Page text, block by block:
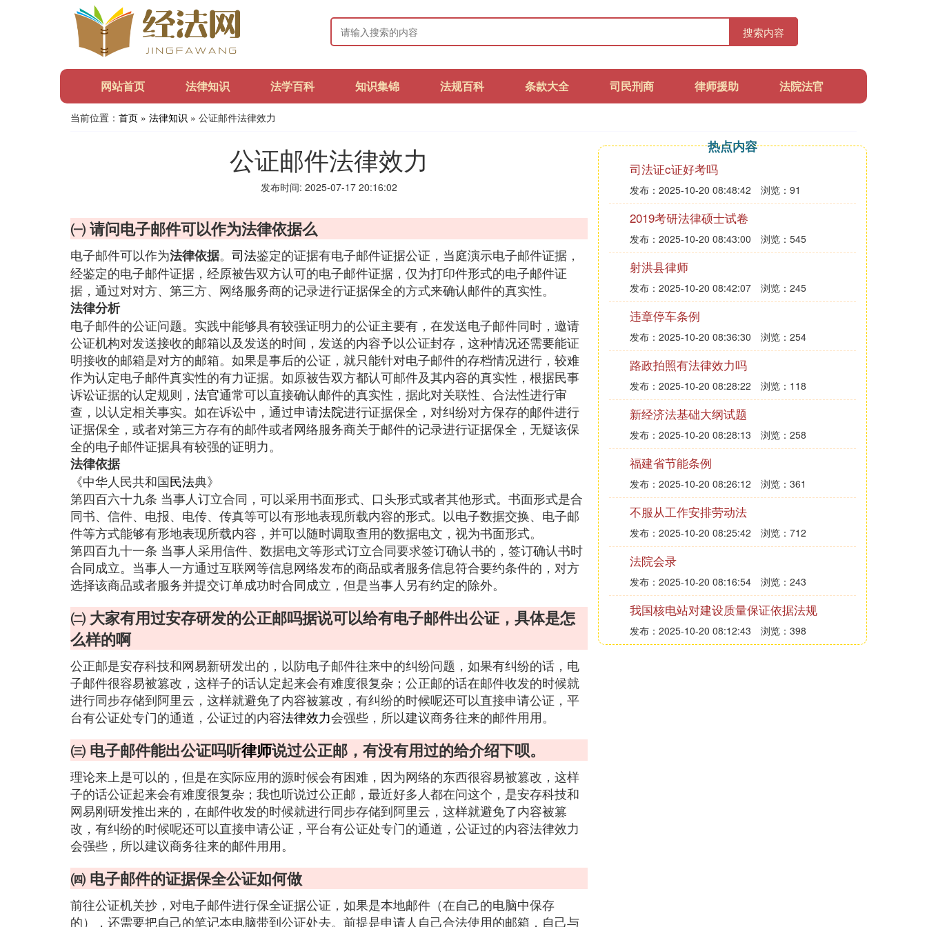
搜索内容
网站首页 法律知识 法学百科 知识集锦 法规百科 条款大全 司民刑商 律师援助 法院法官
当前位置： 首页 » 法律知识 » 公证邮件法律效力
公证邮件法律效力
发布时间: 2025-07-17 20:16:02
㈠ 请问电子邮件可以作为法律依据么
电子邮件可以作为法律依据。 司法鉴定的证据有电子邮件证据公证，当庭演示电子邮件证据，
经鉴定的电子邮件证据，经原被告双方认可的电子邮件证据，仅为打印件形式的电子邮件证
据，通过对对方、第三方、网络服务商的记录进行证据保全的方式来确认邮件的真实性。
法律分析
电子邮件的公证问题。实践中能够具有较强证明力的公证主要有，在发送电子邮件同时，邀请
公证机构对发送接收的邮箱以及发送的时间，发送的内容予以公证封存，这种情况还需要能证
明接收的邮箱是对方的邮箱。如果是事后的公证，就只能针对电子邮件的存档情况进行，较难
作为认定电子邮件真实性的有力证据。如原被告双方都认可邮件及其内容的真实性，根据民事
诉讼证据的认定规则， 法官通常可以直接确认邮件的真实性，据此对关联性、合法性进行审
查，以认定相关事实。如在诉讼中，通过申请法院进行证据保全，对纠纷对方保存的邮件进行
证据保全，或者对第三方存有的邮件或者网络服务商关于邮件的记录进行证据保全，无疑该保
全的电子邮件证据具有较强的证明力。
法律依据
《中华人民共和国民法典》
第四百六十九条 当事人订立合同，可以采用书面形式、口头形式或者其他形式。书面形式是合
同书、信件、电报、电传、传真等可以有形地表现所载内容的形式。以电子数据交换、电子邮
件等方式能够有形地表现所载内容，并可以随时调取查用的数据电文，视为书面形式。
第四百九十一条 当事人采用信件、数据电文等形式订立合同要求签订确认书的，签订确认书时
合同成立。当事人一方通过互联网等信息网络发布的商品或者服务信息符合要约条件的，对方
选择该商品或者服务并提交订单成功时合同成立，但是当事人另有约定的除外。
㈡ 大家有用过安存研发的公正邮吗据说可以给有电子邮件出公证，具体是怎
么样的啊
公正邮是安存科技和网易新研发出的，以防电子邮件往来中的纠纷问题，如果有纠纷的话，电
子邮件很容易被篡改，这样子的话认定起来会有难度很复杂；公正邮的话在邮件收发的时候就
进行同步存储到阿里云，这样就避免了内容被篡改，有纠纷的时候呢还可以直接申请公证，平
台有公证处专门的通道，公证过的内容法律效力会强些，所以建议商务往来的邮件用用。
㈢ 电子邮件能出公证吗听律师说过公正邮，有没有用过的给介绍下呗。
理论来上是可以的，但是在实际应用的源时候会有困难，因为网络的东西很容易被篡改，这样
子的话公证起来会有难度很复杂；我也听说过公正邮，最近好多人都在问这个，是安存科技和
网易刚研发推出来的，在邮件收发的时候就进行同步存储到阿里云，这样就避免了内容被篡
改，有纠纷的时候呢还可以直接申请公证，平台有公证处专门的通道，公证过的内容法律效力
会强些，所以建议商务往来的邮件用用。
㈣ 电子邮件的证据保全公证如何做
前往公证机关抄，对电子邮件进行保全证据公证，如果是本地邮件（在自己的电脑中保存
的），还需要把自己的笔记本电脑带到公证处去。前提是申请人自己合法使用的邮箱，自己与
热点内容
司法证c证好考吗
发布：2025-10-20 08:48:42 浏览：91
2019考研法律硕士试卷
发布：2025-10-20 08:43:00 浏览：545
射洪县律师
发布：2025-10-20 08:42:07 浏览：245
违章停车条例
发布：2025-10-20 08:36:30 浏览：254
路政拍照有法律效力吗
发布：2025-10-20 08:28:22 浏览：118
新经济法基础大纲试题
发布：2025-10-20 08:28:13 浏览：258
福建省节能条例
发布：2025-10-20 08:26:12 浏览：361
不服从工作安排劳动法
发布：2025-10-20 08:25:42 浏览：712
法院会录
发布：2025-10-20 08:16:54 浏览：243
我国核电站对建设质量保证依据法规
发布：2025-10-20 08:12:43 浏览：398